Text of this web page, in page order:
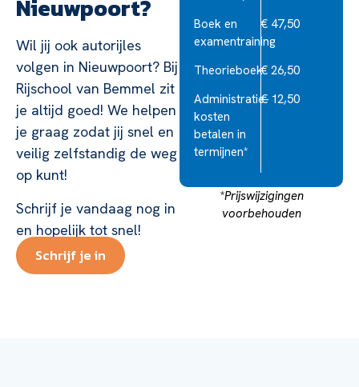
Nieuwpoort?
Wil jij ook autorijles
volgen in Nieuwpoort? Bij
Rijschool van Bemmel zit
je altijd goed! We helpen
je graag zodat jij snel en
veilig zelfstandig de weg
op kunt!
Schrijf je vandaag nog in
en hopelijk tot snel!
Schrijf je in
Boek en
examentraining
€ 47,50
Theorieboek€ 26,50
Administratie-
kosten
betalen in
termijnen*
€ 12,50
*Prijswijzigingen
voorbehouden